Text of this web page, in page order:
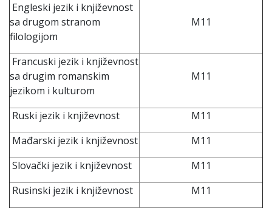
Engleski jezik i književnost
sa drugom stranom
filologijom
M11
Francuski jezik i književnost
sa drugim romanskim
jezikom i kulturom
M11
Ruski jezik i književnost
M11
Mađarski jezik i književnost
M11
Slovački jezik i književnost
M11
Rusinski jezik i književnost
M11